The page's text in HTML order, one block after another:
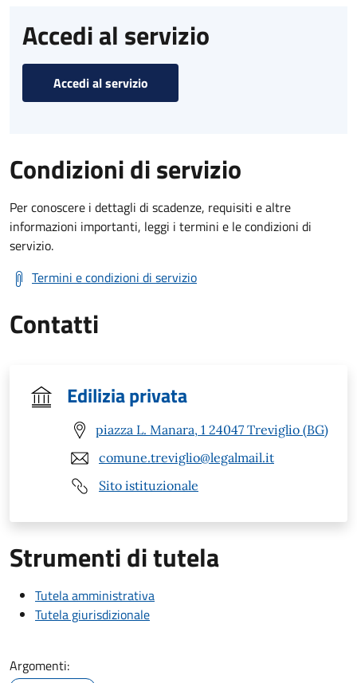
Accedi al servizio
Accedi al servizio
Condizioni di servizio
Per conoscere i dettagli di scadenze, requisiti e altre
informazioni importanti, leggi i termini e le condizioni di
servizio.
Termini e condizioni di servizio
Contatti
Edilizia privata
piazza L. Manara, 1 24047 Treviglio (BG)
comune.treviglio@legalmail.it
Sito istituzionale
Strumenti di tutela
Tutela amministrativa
Tutela giurisdizionale
Argomenti: